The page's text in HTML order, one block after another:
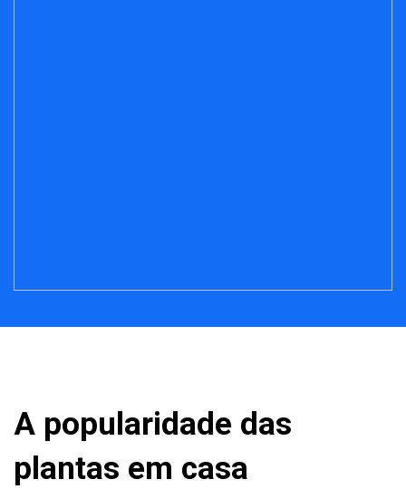
A popularidade das
plantas em casa